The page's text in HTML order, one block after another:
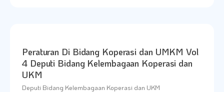
Peraturan Di Bidang Koperasi dan UMKM Vol
4 Deputi Bidang Kelembagaan Koperasi dan
UKM
Deputi Bidang Kelembagaan Koperasi dan UKM